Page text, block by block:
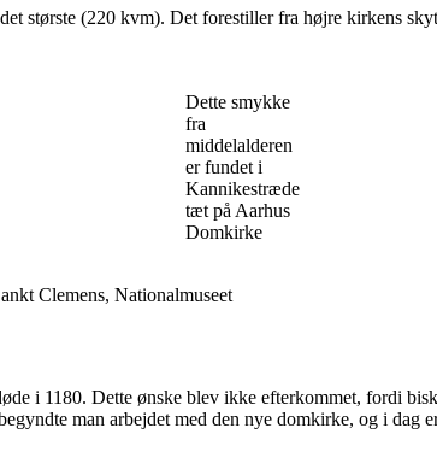
største (220 kvm). Det forestiller fra højre kirkens
Dette smykke
fra
middelalderen
er fundet i
Kannikestræde
tæt på Aarhus
Domkirke
Clemens, Nationalmuseet
i 1180. Dette ønske blev ikke efterkommet, fordi
man arbejdet med den nye domkirke, og i dag